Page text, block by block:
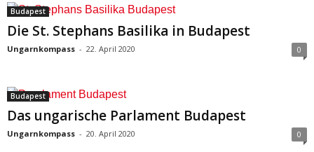
Budapest
Die St. Stephans Basilika in Budapest
Ungarnkompass - 22. April 2020 0
Budapest
Das ungarische Parlament Budapest
Ungarnkompass - 20. April 2020 0